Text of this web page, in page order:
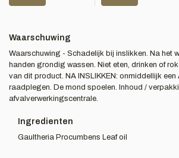
Waarschuwing
Waarschuwing - Schadelijk bij inslikken. Na het
handen grondig wassen. Niet eten, drinken of
van dit product. NA INSLIKKEN: onmiddellijk
raadplegen. De mond spoelen. Inhoud /
afvalverwerkingscentrale.
Ingredienten
Gaultheria Procumbens Leaf oil